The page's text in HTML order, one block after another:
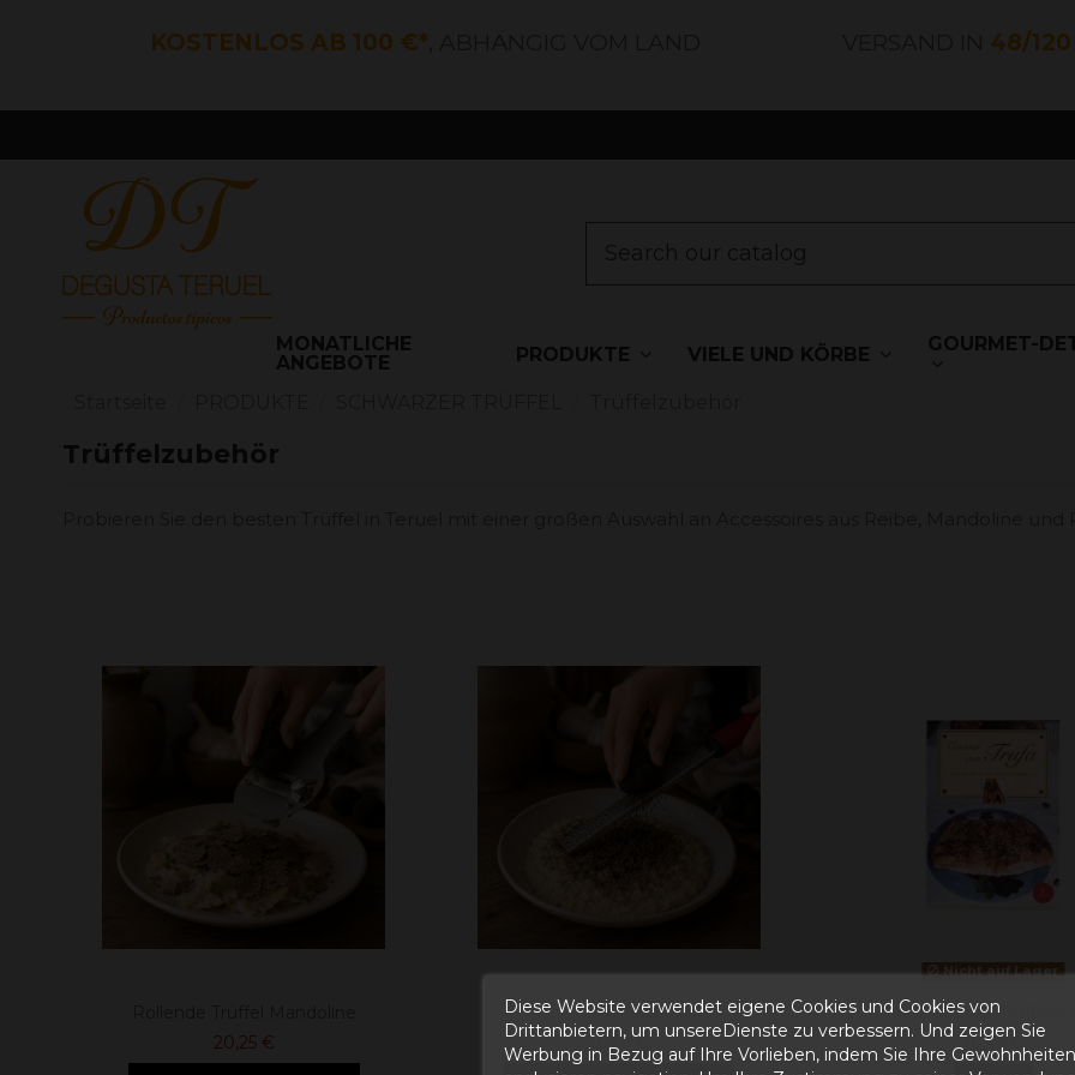
KOSTENLOS AB 100 €*
48/120
MONATLICHE
ANGEBOTE
PRODUKTE VIELE UND KÖRBE GOURMET-
Trüffelzubehör
20,25 €
Trüffelreibe
16,49 €
Nicht auf Lager
Kochen mit
10,75 €
Diese Website verwendet eigene Cookies und Cookies von
Drittanbietern, um unsereDienste zu verbessern. Und zeigen Sie
Werbung in Bezug auf Ihre Vorlieben, indem Sie Ihre Gewohnheiten